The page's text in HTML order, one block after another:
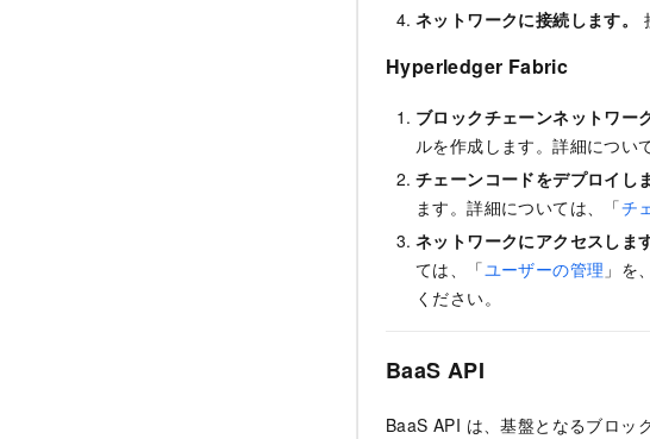
ネットワークに接続します。
Hyperledger Fabric
ブロックチェーンネットワー
ルを作成します。詳細につい
チェーンコードをデプロイし
ます。詳細については、「チ
ネットワークにアクセスします
ては、「ユーザーの管理 」を
ください。
BaaS API
BaaS API は、基盤となるブロッ